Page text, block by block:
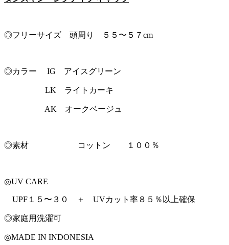
◎フリーサイズ 頭周り ５５〜５７cm
◎カラー IG アイスグリーン
LK ライトカーキ
AK オークベージュ
◎素材 コットン １００％
◎UV CARE
UPF１５〜３０ ＋ UVカット率８５％以上確保
◎家庭用洗濯可
◎MADE IN INDONESIA